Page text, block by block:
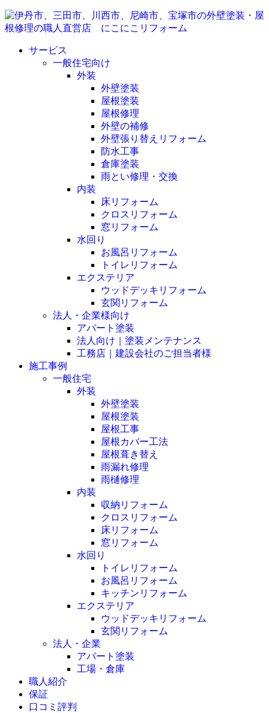
サービス
一般住宅向け
外装
外壁塗装
屋根塗装
屋根修理
外壁の補修
外壁張り替えリフォーム
防水工事
倉庫塗装
雨とい修理・交換
内装
床リフォーム
クロスリフォーム
窓リフォーム
水回り
お風呂リフォーム
トイレリフォーム
エクステリア
ウッドデッキリフォーム
玄関リフォーム
法人・企業様向け
アパート塗装
法人向け｜塗装メンテナンス
工務店｜建設会社のご担当者様
施工事例
一般住宅
外装
外壁塗装
屋根塗装
屋根工事
屋根カバー工法
屋根葺き替え
雨漏れ修理
雨樋修理
内装
収納リフォーム
クロスリフォーム
床リフォーム
窓リフォーム
水回り
トイレリフォーム
お風呂リフォーム
キッチンリフォーム
エクステリア
ウッドデッキリフォーム
玄関リフォーム
法人・企業
アパート塗装
工場・倉庫
職人紹介
保証
口コミ評判